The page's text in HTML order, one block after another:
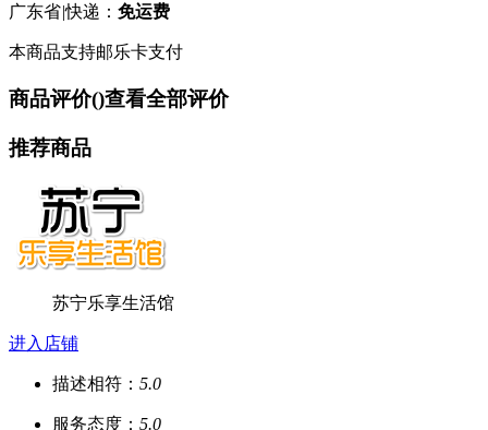
广东省|快递： 免运费
本商品支持邮乐卡支付
商品评价()查看全部评价
推荐商品
苏宁乐享生活馆
进入店铺
描述相符： 5.0
服务态度： 5.0